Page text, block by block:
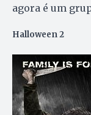
agora é um
Halloween 2